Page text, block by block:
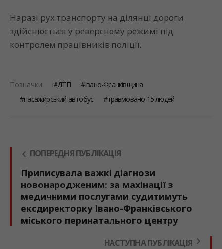
Наразі рух транспорту на ділянці дороги
здійснюється у реверсному режимі під
контролем працівників поліції.
Позначки: ДТП
Івано-Франківщина
пасажирський автобус
травмовано 15 людей
ПОПЕРЕДНЯ ПУБЛІКАЦІЯ
Приписувала важкі діагнози
новонародженим: за махінації з
медичними послугами судитимуть
ексдиректорку Івано-Франківського
міського перинатального центру
НАСТУПНА ПУБЛІКАЦІЯ